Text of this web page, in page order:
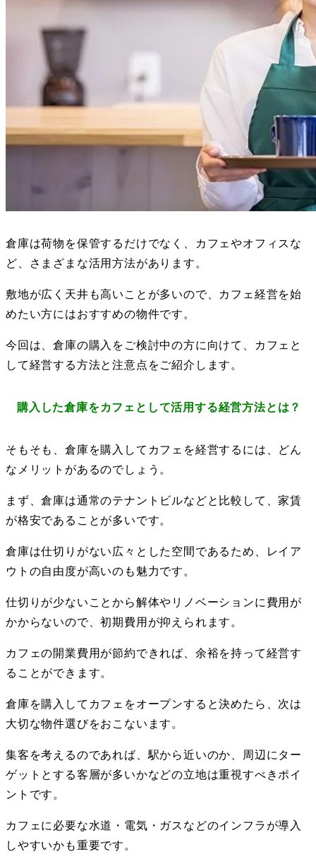
倉庫は荷物を保管するだけでなく、カフェやオフィスな
ど、さまざまな活用方法があります。
敷地が広く天井も高いことが多いので、カフェ経営を始
めたい方にはおすすめの物件です。
今回は、倉庫の購入をご検討中の方に向けて、カフェと
して経営する方法と注意点をご紹介します。
購入した倉庫をカフェとして活用する経営方法とは？
そもそも、倉庫を購入してカフェを経営するには、どん
なメリットがあるのでしょう。
まず、倉庫は通常のテナントビルなどと比較して、家賃
が格安であることが多いです。
倉庫は仕切りがない広々とした空間であるため、レイア
ウトの自由度が高いのも魅力です。
仕切りが少ないことから解体やリノベーションに費用が
かからないので、初期費用が抑えられます。
カフェの開業費用が節約できれば、余裕を持って経営す
ることができます。
倉庫を購入してカフェをオープンすると決めたら、次は
大切な物件選びをおこないます。
集客を考えるのであれば、駅から近いのか、周辺にター
ゲットとする客層が多いかなどの立地は重視すべきポイ
ントです。
カフェに必要な水道・電気・ガスなどのインフラが導入
しやすいかも重要です。